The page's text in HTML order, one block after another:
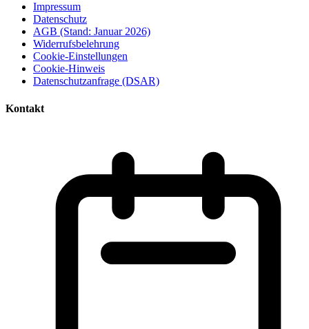
Impressum
Datenschutz
AGB (Stand: Januar 2026)
Widerrufsbelehrung
Cookie-Einstellungen
Cookie-Hinweis
Datenschutzanfrage (DSAR)
Kontakt